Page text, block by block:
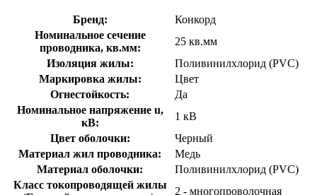
Бренд:
Конкорд
Номинальное сечение
проводника, кв.мм:
25 кв.мм
Изоляция жилы:
Поливинилхлорид (PVC)
Маркировка жилы:
Цвет
Огнестойкость:
Да
Номинальное напряжение u,
кВ:
1 кВ
Цвет оболочки:
Черный
Материал жил проводника:
Медь
Материал оболочки:
Поливинилхлорид (PVC)
Класс токопроводящей жилы
2 - многопроволочная